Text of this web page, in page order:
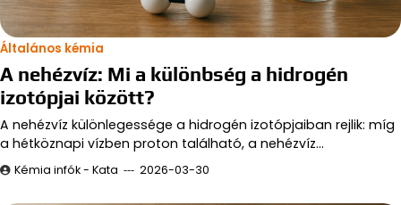
Általános kémia
A nehézvíz: Mi a különbség a hidrogén
izotópjai között?
A nehézvíz különlegessége a hidrogén izotópjaiban rejlik: míg
a hétköznapi vízben proton található, a nehézvíz…
Kémia infók - Kata 2026-03-30